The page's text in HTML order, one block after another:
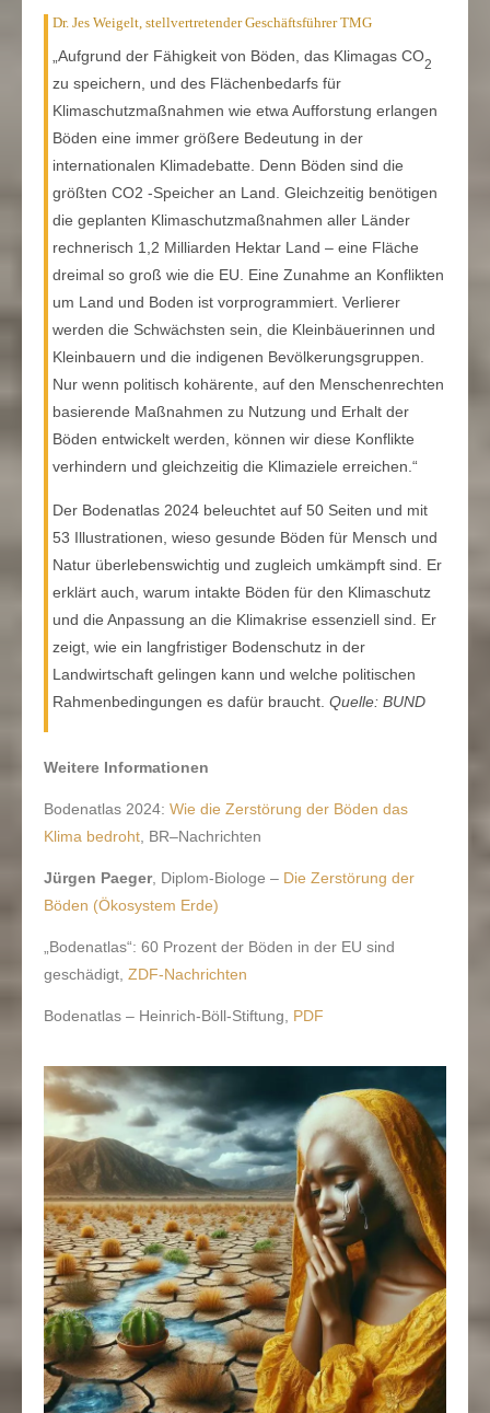
Dr. Jes Weigelt, stellvertretender Geschäftsführer TMG
„Aufgrund der Fähigkeit von Böden, das Klimagas CO2
zu speichern, und des Flächenbedarfs für
Klimaschutzmaßnahmen wie etwa Aufforstung erlangen
Böden eine immer größere Bedeutung in der
internationalen Klimadebatte. Denn Böden sind die
größten CO2 -Speicher an Land. Gleichzeitig benötigen
die geplanten Klimaschutzmaßnahmen aller Länder
rechnerisch 1,2 Milliarden Hektar Land – eine Fläche
dreimal so groß wie die EU. Eine Zunahme an Konflikten
um Land und Boden ist vorprogrammiert. Verlierer
werden die Schwächsten sein, die Kleinbäuerinnen und
Kleinbauern und die indigenen Bevölkerungsgruppen.
Nur wenn politisch kohärente, auf den Menschenrechten
basierende Maßnahmen zu Nutzung und Erhalt der
Böden entwickelt werden, können wir diese Konflikte
verhindern und gleichzeitig die Klimaziele erreichen.“
Der Bodenatlas 2024 beleuchtet auf 50 Seiten und mit
53 Illustrationen, wieso gesunde Böden für Mensch und
Natur überlebenswichtig und zugleich umkämpft sind. Er
erklärt auch, warum intakte Böden für den Klimaschutz
und die Anpassung an die Klimakrise essenziell sind. Er
zeigt, wie ein langfristiger Bodenschutz in der
Landwirtschaft gelingen kann und welche politischen
Rahmenbedingungen es dafür braucht. Quelle: BUND
Weitere Informationen
Bodenatlas 2024: Wie die Zerstörung der Böden das
Klima bedroht , BR–Nachrichten
Jürgen Paeger, Diplom-Biologe – Die Zerstörung der
Böden (Ökosystem Erde)
„Bodenatlas“: 60 Prozent der Böden in der EU sind
geschädigt, ZDF-Nachrichten
Bodenatlas – Heinrich-Böll-Stiftung, PDF